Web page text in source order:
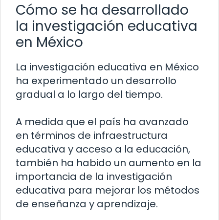
Cómo se ha desarrollado
la investigación educativa
en México
La investigación educativa en México
ha experimentado un desarrollo
gradual a lo largo del tiempo.
A medida que el país ha avanzado
en términos de infraestructura
educativa y acceso a la educación,
también ha habido un aumento en la
importancia de la investigación
educativa para mejorar los métodos
de enseñanza y aprendizaje.